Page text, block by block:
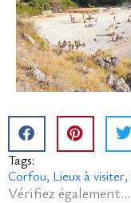
Tags:
Corfou Lieux à visiter
Vérifiez également...